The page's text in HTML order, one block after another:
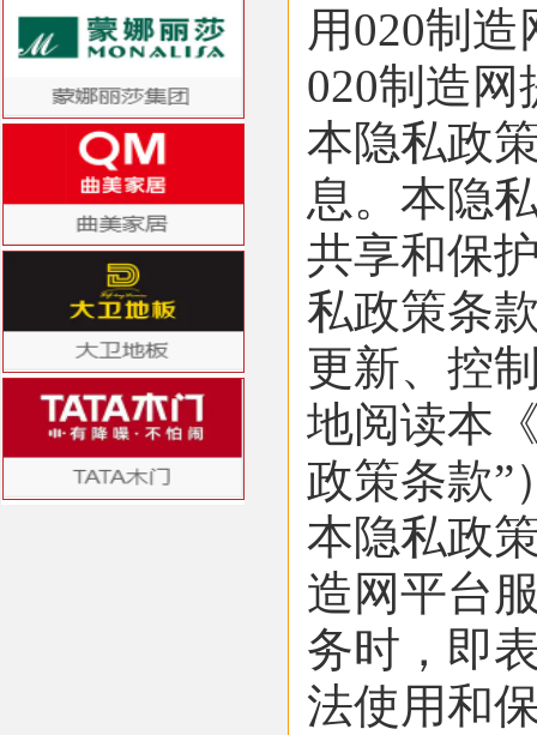
用020制
020制造
本隐私政
息。本隐
共享和保
私政策条
更新、控
地阅读本
政策条款”
本隐私政
造网平台
务时，即
法使用和